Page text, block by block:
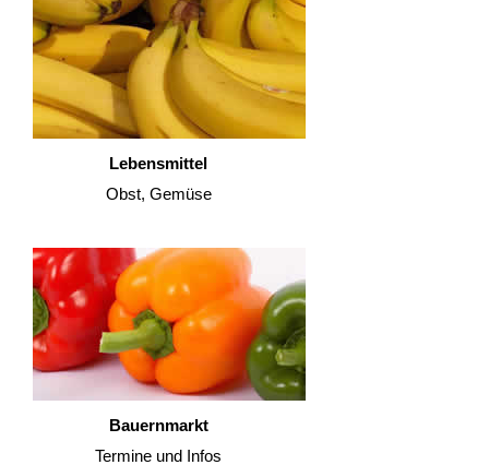
Lebensmittel
Obst, Gemüse
Bauernmarkt
Termine und Infos